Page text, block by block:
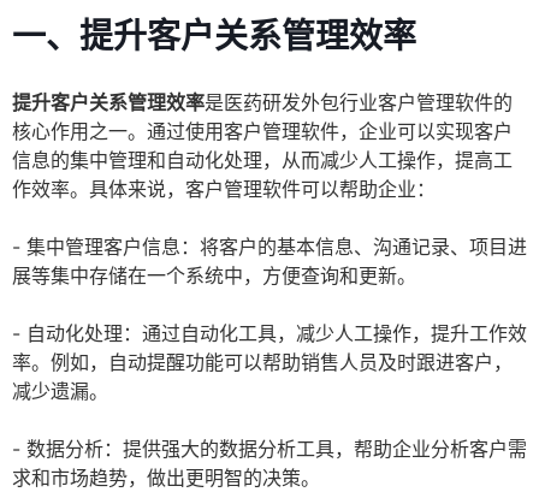
一、提升客户关系管理效率
提升客户关系管理效率是医药研发外包行业客户管理软件的
核心作用之一。通过使用客户管理软件，企业可以实现客户
信息的集中管理和自动化处理，从而减少人工操作，提高工
作效率。具体来说，客户管理软件可以帮助企业：
- 集中管理客户信息：将客户的基本信息、沟通记录、项目进
展等集中存储在一个系统中，方便查询和更新。
- 自动化处理：通过自动化工具，减少人工操作，提升工作效
率。例如，自动提醒功能可以帮助销售人员及时跟进客户，
减少遗漏。
- 数据分析：提供强大的数据分析工具，帮助企业分析客户需
求和市场趋势，做出更明智的决策。